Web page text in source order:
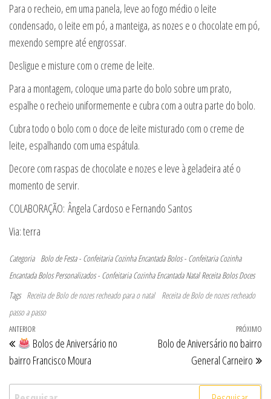
Para o recheio, em uma panela, leve ao fogo médio o leite
condensado, o leite em pó, a manteiga, as nozes e o chocolate em pó,
mexendo sempre até engrossar.
Desligue e misture com o creme de leite.
Para a montagem, coloque uma parte do bolo sobre um prato,
espalhe o recheio uniformemente e cubra com a outra parte do bolo.
Cubra todo o bolo com o doce de leite misturado com o creme de
leite, espalhando com uma espátula.
Decore com raspas de chocolate e nozes e leve à geladeira até o
momento de servir.
COLABORAÇÃO: Ângela Cardoso e Fernando Santos
Via: terra
Categoria Bolo de Festa - Confeitaria Cozinha Encantada Bolos - Confeitaria Cozinha
Encantada Bolos Personalizados - Confeitaria Cozinha Encantada Natal Receita Bolos Doces
Tags Receita de Bolo de nozes recheado para o natal
Receita de Bolo de nozes recheado
passo a passo
Navegação de Post
Post anterior
ANTERIOR
Bolos de Aniversário no
bairro Francisco Moura
PRÓXIMO
Bolo de Aniversário no bairro
General Carneiro
Pesquisar por: